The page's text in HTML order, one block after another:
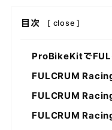
目次 [ close ]
ProBikeKitで
FULCRUM
FULCRUM
FULCRUM